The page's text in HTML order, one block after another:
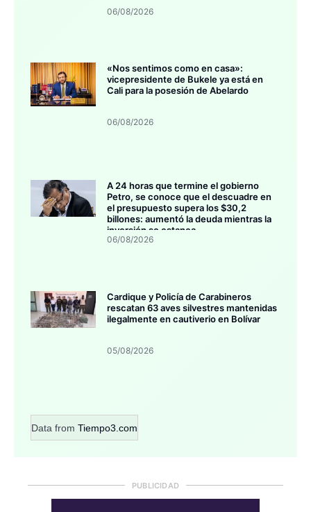
06/08/2026
«Nos sentimos como en casa»:
vicepresidente de Bukele ya está en
Cali para la posesión de Abelardo
06/08/2026
A 24 horas que termine el gobierno
Petro, se conoce que el descuadre en
el presupuesto supera los $30,2
billones: aumentó la deuda mientras la
inversión se estanca
06/08/2026
Cardique y Policía de Carabineros
rescatan 63 aves silvestres mantenidas
ilegalmente en cautiverio en Bolívar
05/08/2026
Data from Tiempo3.com
PUBLICIDAD